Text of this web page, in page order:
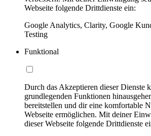
Webseite folgende Drittdienste ein:
Google Analytics, Clarity, Google
Testing
Funktional
Durch das Akzeptieren dieser Dienste
grundlegenden Funktionen
bereitstellen und dir eine komfortable
Webseite ermöglichen. Mit deiner
dieser Webseite folgende Drittdienste